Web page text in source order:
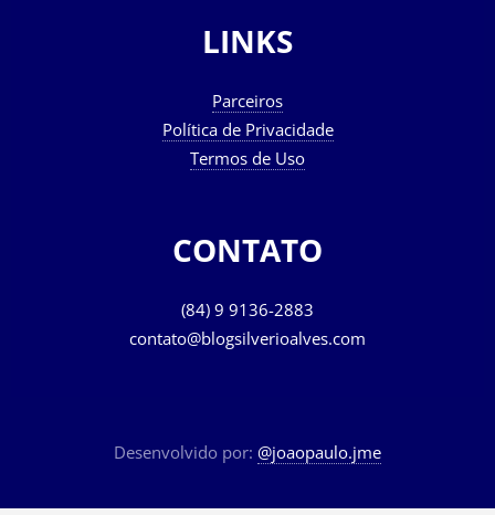
LINKS
Parceiros
Política de Privacidade
Termos de Uso
CONTATO
(84) 9 9136-2883
contato@blogsilverioalves.com
Desenvolvido por: @joaopaulo.jme